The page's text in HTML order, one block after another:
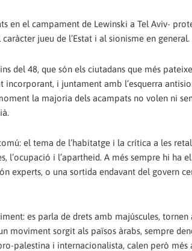
en el campament de Lewinski a Tel Aviv-
jueu de l’Estat i al sionisme en general.
del 48, que són els ciutadans que més
i juntament amb l’esquerra
la majoria dels acampats no volen ni
el tema de l’habitatge i la crítica a les
i l’apartheid. A més sempre hi ha
experts, o una sortida endavant del govern
es parla de drets amb majúscules, tornen
moviment sorgit als països àrabs, sempre
palestina i internacionalista, calen però més